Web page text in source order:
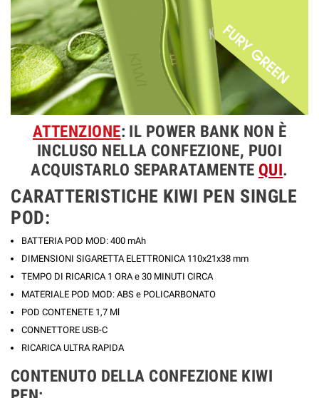
ATTENZIONE: IL POWER BANK NON È
INCLUSO NELLA CONFEZIONE, PUOI
ACQUISTARLO SEPARATAMENTE QUI.
CARATTERISTICHE KIWI PEN SINGLE
POD:
BATTERIA POD MOD: 400 mAh
DIMENSIONI SIGARETTA ELETTRONICA 1 10x21x38 mm
TEMPO DI RICARICA 1 ORA e 30 MINUTI CIRCA
MATERIALE POD MOD: ABS e POLICARBONATO
POD CONTENETE 1,7 Ml
CONNETTORE USB-C
RICARICA ULTRA RAPIDA
CONTENUTO DELLA CONFEZIONE KIWI